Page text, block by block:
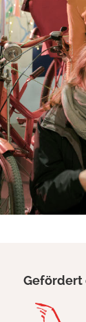
Gefördert